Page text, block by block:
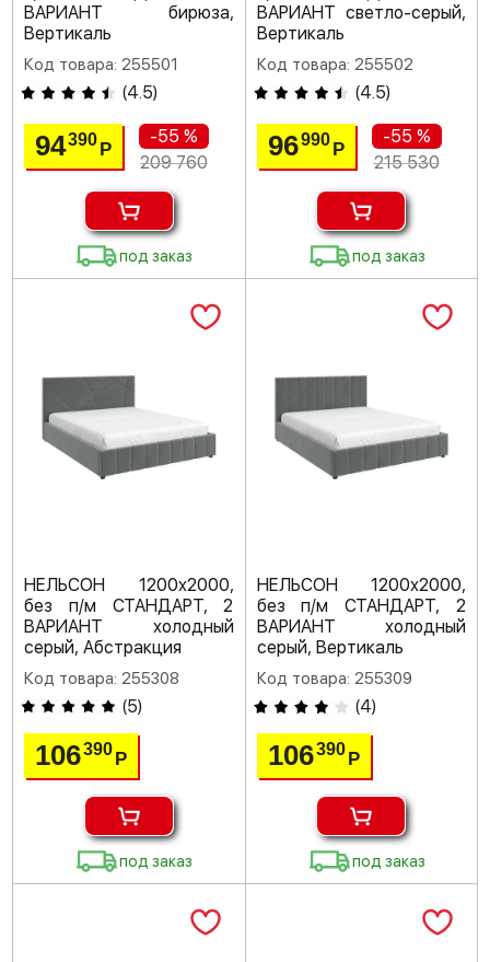
ВАРИАНТ бирюза,
Вертикаль
Код товара: 255501
(4.5)
94390Р
-55 %
209 760
под заказ
ВАРИАНТ светло-серый,
Вертикаль
Код товара: 255502
(4.5)
96990 Р
-55 %
215 530
под заказ
НЕЛЬСОН 1200х2000,
без п/м СТАНДАРТ, 2
ВАРИАНТ холодный
серый, Абстракция
Код товара: 255308
(5)
106390Р
под заказ
НЕЛЬСОН 1200х2000,
без п/м СТАНДАРТ, 2
ВАРИАНТ холодный
серый, Вертикаль
Код товара: 255309
(4)
106390 Р
под заказ